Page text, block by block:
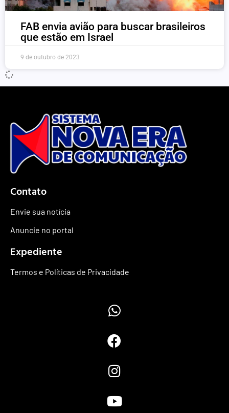
FAB envia avião para buscar brasileiros
que estão em Israel
9 de outubro de 2023
Contato
Envie sua notícia
Anuncie no portal
Expediente
Termos e Políticas de Privacidade